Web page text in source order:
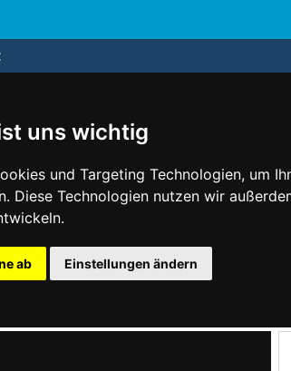
uns wichtig
und Targeting Technologien, um
Diese Technologien nutzen wir
ab Einstellungen ändern